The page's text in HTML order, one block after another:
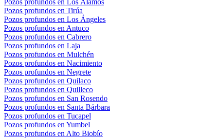
Pozos profundos en Los Álamos
Pozos profundos en Tirúa
Pozos profundos en Los Ángeles
Pozos profundos en Antuco
Pozos profundos en Cabrero
Pozos profundos en Laja
Pozos profundos en Mulchén
Pozos profundos en Nacimiento
Pozos profundos en Negrete
Pozos profundos en Quilaco
Pozos profundos en Quilleco
Pozos profundos en San Rosendo
Pozos profundos en Santa Bárbara
Pozos profundos en Tucapel
Pozos profundos en Yumbel
Pozos profundos en Alto Biobío